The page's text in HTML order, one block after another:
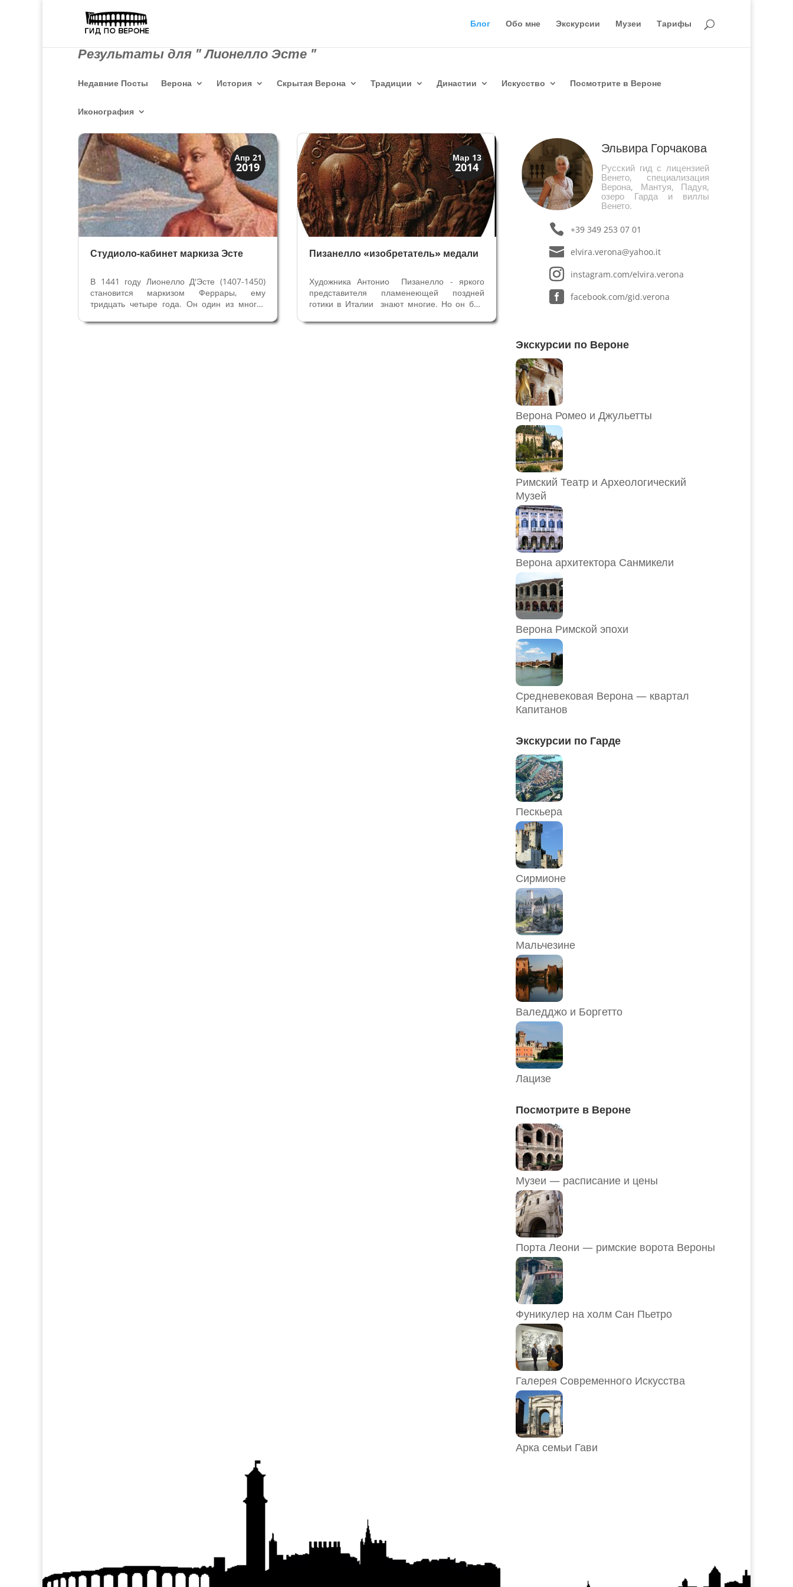
Блог Обо мне Экскурсии Музеи Тарифы
Результаты для " Лионелло Эсте "
Недавние Посты Верона История Скрытая Верона Традиции Династии Искусство Посмотрите в Вероне
Иконография
Апр 21
2019
Династии
Искусство
Студиоло-кабинет маркиза Эсте
В 1441 году Лионелло Д'Эсте (1407-1450)
становится маркизом Феррары, ему
тридцать четыре года. Он один из многих
Их было так много, что сложили поговорку
Мар 13
2014
История
Клады и медали
Пизанелло «изобретатель» медали
Художника Антонио Пизанелло - яркого
представителя пламенеющей поздней
готики в Италии знают многие. Но он был
рисовальщиком и "изобретателем"
Эльвира Горчакова
Русский гид с лицензией
Венето, специализация
Верона, Мантуя, Падуя,
озеро Гарда и виллы
Венето.
+39 349 253 07 01
elvira.verona@yahoo.it
instagram.com/elvira.verona
facebook.com/gid.verona
Экскурсии по Вероне
Верона Ромео и Джульетты
Римский Театр и Археологический
Музей
Верона архитектора Санмикели
Верона Римской эпохи
Средневековая Верона — квартал
Капитанов
Экскурсии по Гарде
Пескьера
Сирмионе
Мальчезине
Валедджо и Боргетто
Лацизе
Посмотрите в Вероне
Музеи — расписание и цены
Порта Леони — римские ворота Вероны
Фуникулер на холм Сан Пьетро
Галерея Современного Искусства
Арка семьи Гави